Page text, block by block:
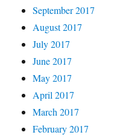
September 2017
August 2017
July 2017
June 2017
May 2017
April 2017
March 2017
February 2017